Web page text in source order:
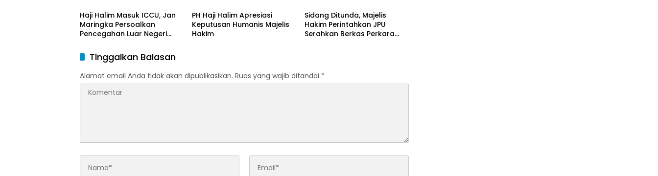
Haji Halim Masuk ICCU, Jan
Maringka Persoalkan
Pencegahan Luar Negeri
PH Haji Halim Apresiasi
Keputusan Humanis Majelis
Hakim
Sidang Ditunda, Majelis
Hakim Perintahkan JPU
Serahkan Berkas Perkara
Tinggalkan Balasan
Alamat email Anda tidak akan dipublikasikan. Ruas yang wajib ditandai *